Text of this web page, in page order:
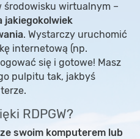
środowisku wirtualnym –
jakiegokolwiek
. Wystarczy uruchomić
internetową (np.
się i gotowe! Masz
pulpitu tak, jakbyś
RDPGW?
swoim komputerem lub